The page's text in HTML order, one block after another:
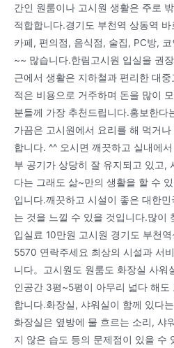
간인 원룸이나 고시원 생활은 주로
적합합니다.경기도 부천역 상동역
카페, 편의점, 음식점, 술집, PC방,
~~ 많습니다.한림고시원 입실을 권
근에서 생활은 지하철과 편리한 대
적은 비용으로 거주하며 돈을 많이
분들께 가장 추천드립니다.홍보한다
가끔은 고시원에서 요리를 해 먹거
합니다. ^^ 오시면 깨끗하고 실내에
부 공기가 상당히 잘 유지되고 있고,
다는 그래도 삶~만의 생활을 할 수
입니다.깨끗하고 시설이 좋은 대한
는 것을 느낄 수 있을 것입니다.많이
입실료 10만원 고시원 경기도 부천
5570 연락주세요 최상의 시설과 서
니다。고시원도 원룸도 화장실 사워
인공간 3평~5평이 아무리 넓다 해
합니다.화장실, 샤워실이 함께 있다
화장실은 옆방에 물 흐르는 소리, 샤
지 않은 습도 등의 문제점이 있을 수